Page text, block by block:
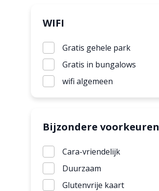
Villa
Snackbar
Wasserette
WIFI
Gratis gehele park
Gratis in bungalows
wifi algemeen
Bijzondere voorkeuren
Cara-vriendelijk
Duurzaam
Glutenvrije kaart